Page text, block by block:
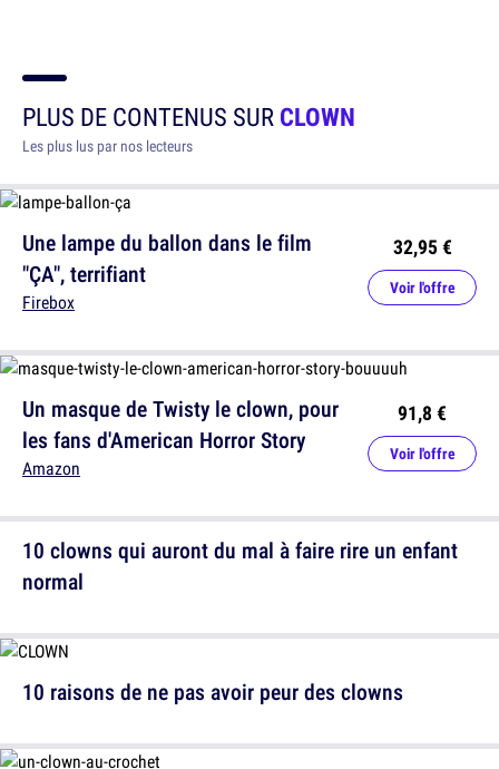
PLUS DE CONTENUS SURCLOWN
Les plus lus par nos lecteurs
Une lampe du ballon dans le film
"ÇA", terrifiant
Firebox
32,95 €
Voir l'offre
10 clowns qui auront du mal à faire rire un enfant
normal
Un masque de Twisty le clown, pour
les fans d'American Horror Story
Amazon
91,8 €
Voir l'offre
10 raisons de ne pas avoir peur des clowns